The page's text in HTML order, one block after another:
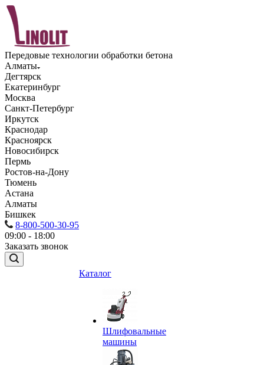
Передовые технологии обработки бетона
Алматы
Дегтярск
Екатеринбург
Москва
Санкт-Петербург
Иркутск
Краснодар
Красноярск
Новосибирск
Пермь
Ростов-на-Дону
Тюмень
Астана
Алматы
Бишкек
8-800-500-30-95
09:00 - 18:00
Заказать звонок
Каталог
Шлифовальные
машины